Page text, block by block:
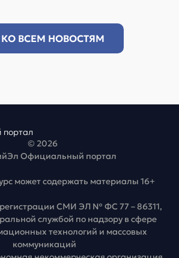
КО ВСЕМ НОВОСТЯМ
© 2026
Официальный портал
может содержать материалы 16+
регистрации СМИ ЭЛ № ФС 77 – 86311,
службой по надзору в сфере
технологий и массовых
коммуникаций